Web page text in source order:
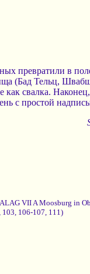
превратили в
(Бад Тельц,
как свалка.
с простой
VII A Moosburg in
103, 106-107, 111)